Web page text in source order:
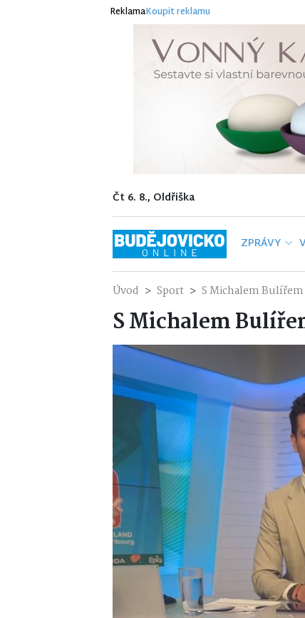
ReklamaKoupit reklamu
Čt 6. 8., Oldřiška
ZPRÁVY
Úvod Sport S Michalem
S Michalem